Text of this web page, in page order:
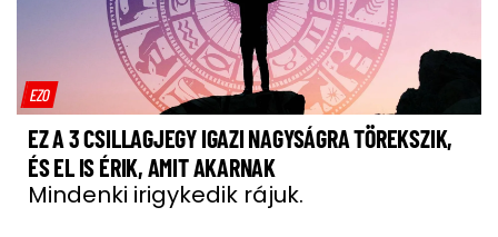
EZO
EZ A 3 CSILLAGJEGY IGAZI NAGYSÁGRA TÖREKSZIK,
ÉS EL IS ÉRIK, AMIT AKARNAK
Mindenki irigykedik rájuk.